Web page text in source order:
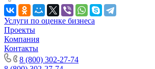
Услуги по оценке бизнеса
Проекты
Компания
Контакты
8 (800) 302-27-74
Каменск-Уральский
Каменск-Шахтинский
Камень-на-Оби
Камышин
Камышлов
Канаш